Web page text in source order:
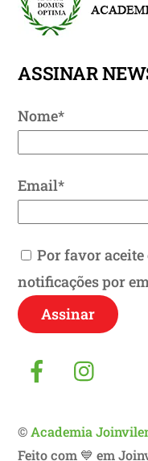
ASSINAR
Nome*
Email*
Por favor aceite
notificações por
Facebook
©Academia
Feito com 💙 em